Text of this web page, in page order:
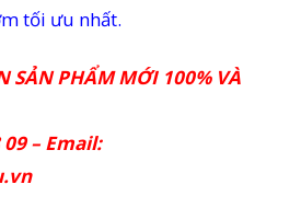
tối ưu nhất.
SẢN PHẨM MỚI 100% VÀ
– Email: